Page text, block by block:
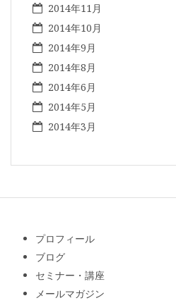
2014年11月
2014年10月
2014年9月
2014年8月
2014年6月
2014年5月
2014年3月
プロフィール
ブログ
セミナー・講座
メールマガジン